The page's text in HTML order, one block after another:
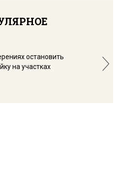
остановить
на участках